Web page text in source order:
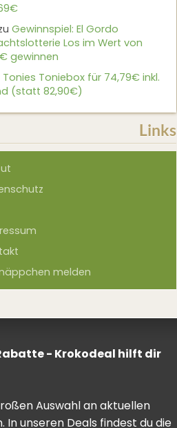
Gewinnspiel: El Gordo
Los im Wert von
gewinnen
Tonies Toniebox für 74,79€ inkl.
(statt 82,90€)
Links
melden
- Krokodeal hilft dir
Auswahl an aktuellen
unseren Deals findest du die